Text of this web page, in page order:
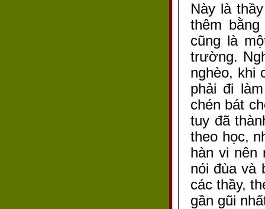
Này là
thêm
cũng là
trường.
nghèo, khi
phải đi
chén bát
tuy đã
theo học,
hàn vi nên
nói đùa và
các thầy,
gần gũi